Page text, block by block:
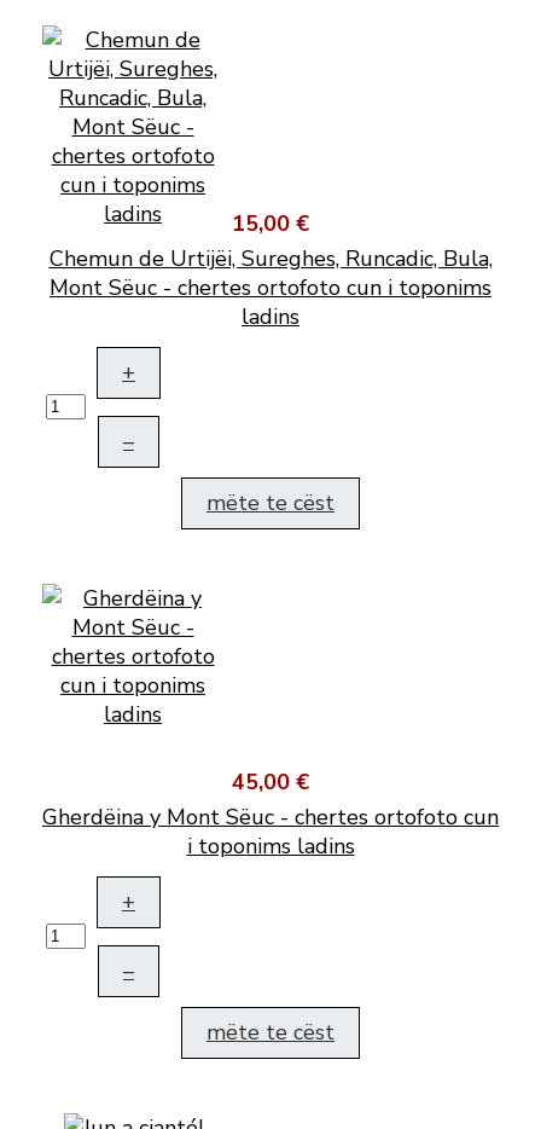
15,00 €
Chemun de Urtijëi, Sureghes, Runcadic, Bula,
Mont Sëuc - chertes ortofoto cun i toponims
ladins
+
–
mëte te cëst
45,00 €
Gherdëina y Mont Sëuc - chertes ortofoto cun
i toponims ladins
+
–
mëte te cëst